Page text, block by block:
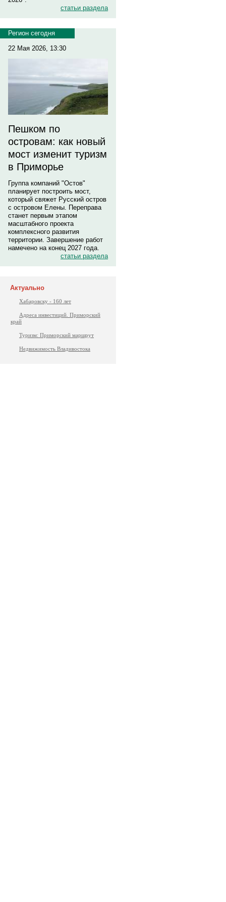
статьи раздела
Регион сегодня
22 Мая 2026, 13:30
Пешком по
островам: как новый
мост изменит туризм
в Приморье
Группа компаний "Остов"
планирует построить мост,
который свяжет Русский остров
с островом Елены. Переправа
станет первым этапом
масштабного проекта
комплексного развития
территории. Завершение работ
намечено на конец 2027 года.
статьи раздела
Актуально
Хабаровску - 160 лет
Адреса инвестиций. Приморский
край
Туризм: Приморский маршрут
Недвижимость Владивостока